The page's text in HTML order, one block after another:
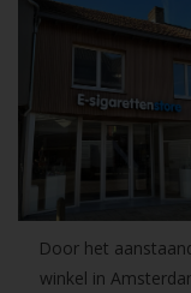
Door het
winkel in